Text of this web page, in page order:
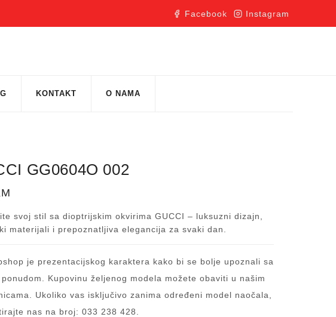
Facebook Instagram
KONTAKT O NAMA
GG0604O 002
svoj stil sa dioptrijskim okvirima GUCCI – luksuzni dizajn,
materijali i prepoznatljiva elegancija za svaki dan.
je prezentacijskog karaktera kako bi se bolje upoznali sa
ponudom. Kupovinu željenog modela možete obaviti u našim
Ukoliko vas isključivo zanima određeni model naočala,
nas na broj: 033 238 428.